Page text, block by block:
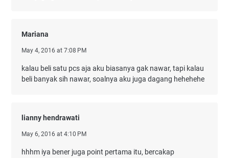
Mariana
May 4, 2016 at 7:08 PM
kalau beli satu pcs aja aku biasanya gak nawar, tapi kalau
beli banyak sih nawar, soalnya aku juga dagang hehehehe
lianny hendrawati
May 6, 2016 at 4:10 PM
hhhm iya bener juga point pertama itu, bercakap